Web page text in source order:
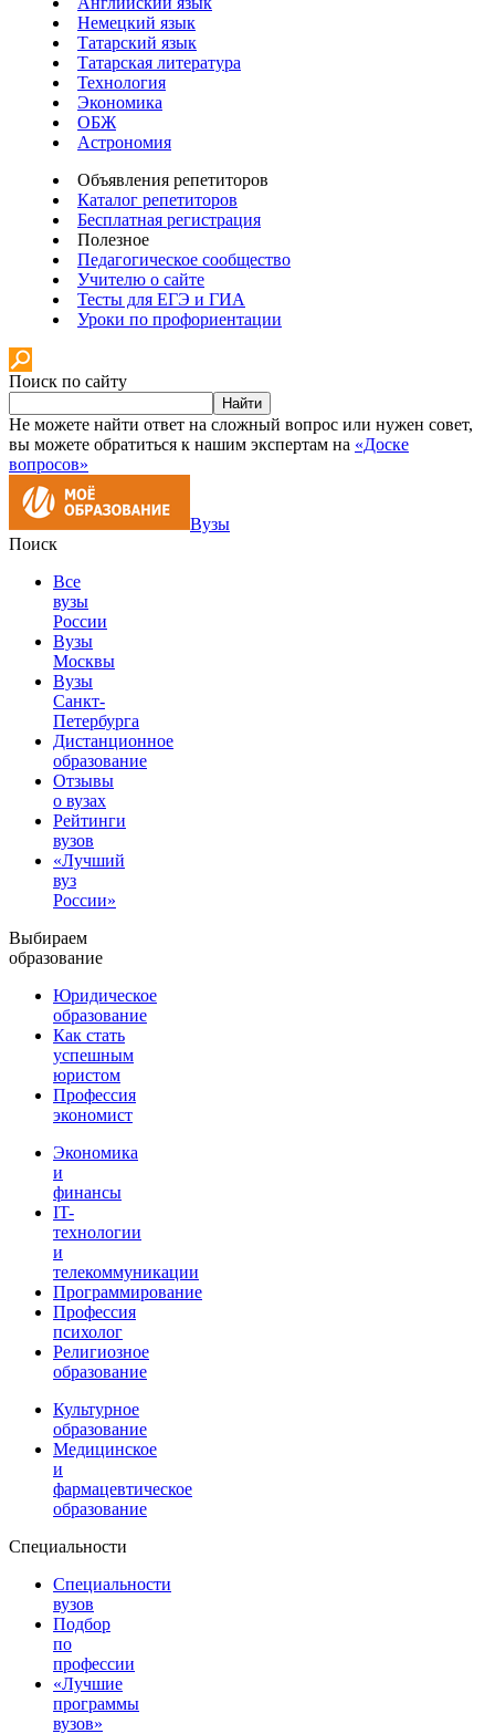
Немецкий язык
Татарский язык
Татарская литература
Технология
Экономика
ОБЖ
Астрономия
Объявления репетиторов
Каталог репетиторов
Бесплатная регистрация
Полезное
Педагогическое сообщество
Учителю о сайте
Тесты для ЕГЭ и ГИА
Уроки по профориентации
Поиск по сайту
Найти
Не можете найти ответ на сложный вопрос или нужен совет,
вы можете обратиться к нашим экспертам на «Доске
вопросов»
Вузы
Поиск
Все
вузы
России
Вузы
Москвы
Вузы
Санкт-
Петербурга
Дистанционное
образование
Отзывы
о вузах
Рейтинги
вузов
«Лучший
вуз
России»
Выбираем
образование
Юридическое
образование
Как стать
успешным
юристом
Профессия
экономист
Экономика
и
финансы
IT-
технологии
и
телекоммуникации
Программирование
Профессия
психолог
Религиозное
образование
Культурное
образование
Медицинское
и
фармацевтическое
образование
Специальности
Специальности
вузов
Подбор
по
профессии
«Лучшие
программы
вузов»